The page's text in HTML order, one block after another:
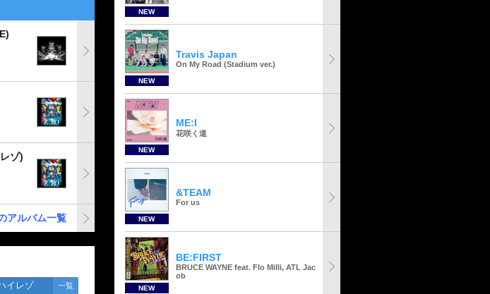
ゾ)
アルバム一覧
イレゾ 一覧
NEW
NEW
Travis Japan
On My Road (Stadium ver.)
NEW
ME:I
花咲く道
NEW
&TEAM
For us
NEW
BE:FIRST
BRUCE WAYNE feat. Flo Milli, ATL Jac
ob